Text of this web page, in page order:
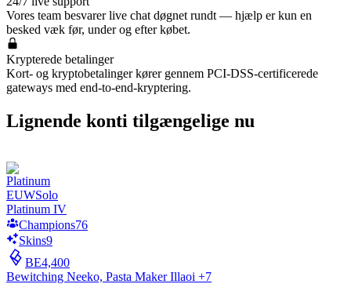
Vores team besvarer live chat døgnet rundt — hjælp er kun en
besked væk før, under og efter købet.
Krypterede betalinger
Kort- og kryptobetalinger kører gennem PCI-DSS-certificerede
gateways med end-to-end-kryptering.
Lignende konti tilgængelige nu
EUWSolo
Platinum IV
Champions76
Skins9
BE4,400
Bewitching Neeko, Pasta Maker Illaoi +7